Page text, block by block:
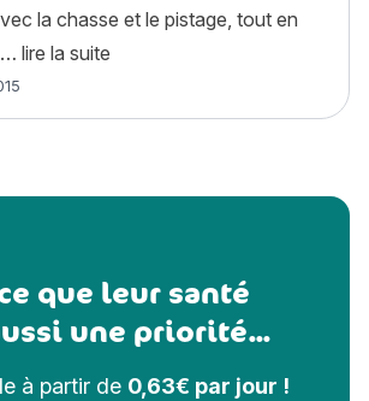
la chasse et le pistage, tout en
lire la suite
que leur santé
une priorité...
à partir de 0,63€ par jour !